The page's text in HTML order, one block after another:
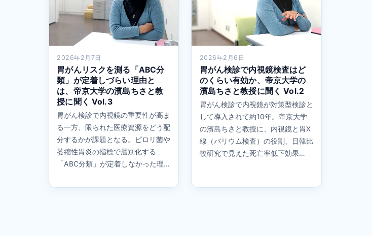
2026年2月7日
胃がんリスクを測る「ABC分
類」が定着しづらい理由と
は、帝京大学の濱島ちさと教
授に聞く Vol.3
胃がん検診で内視鏡の重要性が高ま
る一方、限られた医療資源をどう配
分するかが課題となる。ピロリ菌や
萎縮性胃炎の指標で層別化する
「ABC分類」が定着しなかった理…
2026年2月6日
胃がん検診で内視鏡検査はど
のくらい有効か、帝京大学の
濱島ちさと教授に聞く Vol.2
胃がん検診で内視鏡が対策型検診と
して導入されて約10年。帝京大学
の濱島ちさと教授に、内視鏡と胃X
線（バリウム検査）の役割、日韓比
較研究で見えた死亡率低下効果…